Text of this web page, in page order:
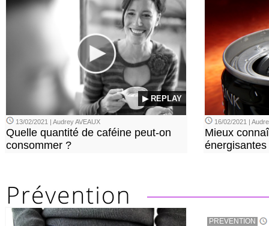
▶ REPLAY
13/02/2021 | Audrey AVEAUX
Quelle quantité de caféine peut-on
consommer ?
16/02/2021 |
Mieux
énergisantes
PREVENTION